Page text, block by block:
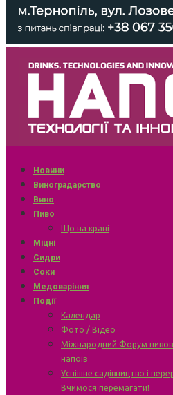
Новини
Виноградарство
Вино
Пиво
Що на крані
Міцні
Сидри
Соки
Медоваріння
Події
Календар
Фото / Відео
Міжнародний Форум
напоїв
Успішне садівництво і
Вчимося перемагати!